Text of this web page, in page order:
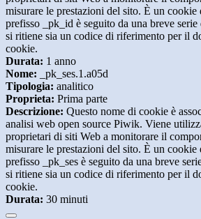
misurare le prestazioni del sito. È un
prefisso _pk_id è seguito da una breve
si ritiene sia un codice di riferimento per il
cookie.
Durata: 1 anno
Nome: _pk_ses.1.a05d
Tipologia: analitico
Proprieta: Prima parte
Descrizione: Questo nome di cookie è
analisi web open source Piwik. Viene
proprietari di siti Web a monitorare il
misurare le prestazioni del sito. È un
prefisso _pk_ses è seguito da una breve
si ritiene sia un codice di riferimento per il
cookie.
Durata: 30 minuti